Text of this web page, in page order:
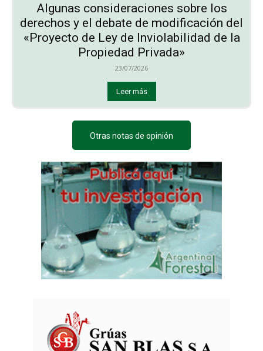
Algunas consideraciones sobre los
derechos y el debate de modificación del
«Proyecto de Ley de Inviolabilidad de la
Propiedad Privada»
23/07/2026
Leer más
Otras notas de opinión